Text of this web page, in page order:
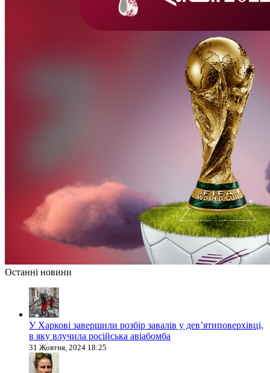
Останні новини
У Харкові завершили розбір завалів у дев’ятиповерхівці,
в яку влучила російська авіабомба
31 Жовтня, 2024 18:25